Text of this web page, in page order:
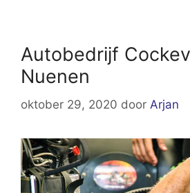
Autobedrijf
Nuenen
oktober 29, 2020 door Arjan